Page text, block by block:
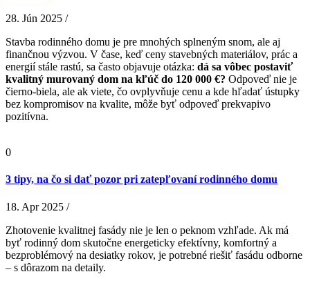
28. Jún 2025 /
Stavba rodinného domu je pre mnohých splneným snom, ale aj
finančnou výzvou. V čase, keď ceny stavebných materiálov, prác a
energií stále rastú, sa často objavuje otázka: dá sa vôbec postaviť
kvalitný murovaný dom na kľúč do 120 000 €? Odpoveď nie je
čierno-biela, ale ak viete, čo ovplyvňuje cenu a kde hľadať ústupky
bez kompromisov na kvalite, môže byť odpoveď prekvapivo
pozitívna.
0
3 tipy, na čo si dať pozor pri zatepľovaní rodinného domu
18. Apr 2025 /
Zhotovenie kvalitnej fasády nie je len o peknom vzhľade. Ak má
byť rodinný dom skutočne energeticky efektívny, komfortný a
bezproblémový na desiatky rokov, je potrebné riešiť fasádu odborne
– s dôrazom na detaily.